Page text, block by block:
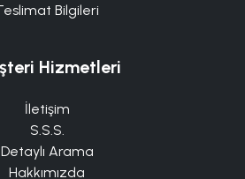
Bilgileri
Hizmetleri
İletişim
S.S.S.
Detaylı Arama
Hakkımızda